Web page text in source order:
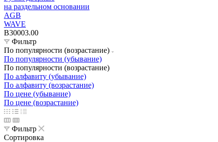
на раздельном основании
AGB
WAVE
B30003.00
Фильтр
По популярности (возрастание)
По популярности (убывание)
По популярности (возрастание)
По алфавиту (убывание)
По алфавиту (возрастание)
По цене (убывание)
По цене (возрастание)
Фильтр
Сортировка